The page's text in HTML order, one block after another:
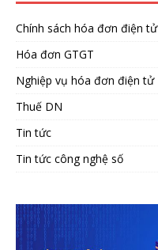
Chính sách hóa đơn điện tử
Hóa đơn GTGT
Nghiệp vụ hóa đơn điện tử
Thuế DN
Tin tức
Tin tức công nghệ số